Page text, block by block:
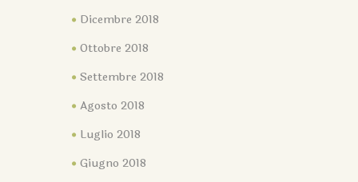
Dicembre 2018
Ottobre 2018
Settembre 2018
Agosto 2018
Luglio 2018
Giugno 2018